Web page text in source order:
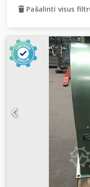
Pašalinti visus